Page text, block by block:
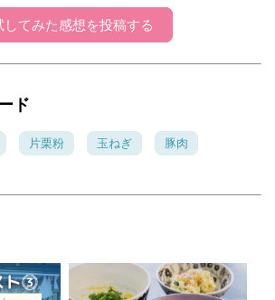
が、和風カレーに温玉はおすすめです♪
と辛くなっちゃった時にもマイルドにな
よ～(^^) イチゴ♪さんもハンドメイドお好
す。 こちらこそ、是非ぜひ仲良くしてく
ました（たいそうですみません^_^;）引越
遣いも本当にありがとうございました。
頑張れたのもあの優しいお言葉があった
してみた感想を投稿する
ド
片栗粉 玉ねぎ 豚肉